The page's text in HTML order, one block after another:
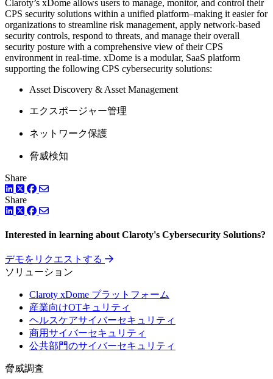
Claroty’s xDome allows users to manage, monitor, and control their
CPS security solutions within a unified platform–making it easier for
organizations to streamline risk management, apply network-based
security controls, respond to threats, and manage their overall
security posture with a comprehensive view of their CPS
environment in real-time. xDome is a modular, SaaS platform
supporting the following CPS cybersecurity solutions:
Asset Discovery & Asset Management
エクスポージャー管理
ネットワーク保護
脅威検知
Share
LinkedIn
ツイッター
Facebook
Share
LinkedIn
ツイッター
Facebook
Interested in learning about Claroty's Cybersecurity Solutions?
デモをリクエストする
ソリューション
Claroty xDome プラットフォーム
産業向けOTキュリティ
ヘルスケアサイバーセキュリティ
商用サイバーセキュリティ
公共部門のサイバーセキュリティ
脅威調査